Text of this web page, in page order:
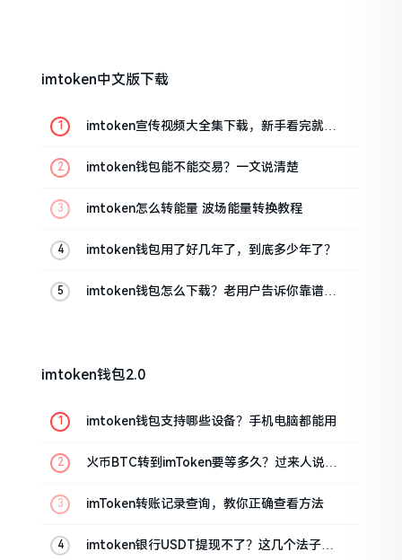
imtoken中文版下载
imtoken宣传视频大全集下载，新手看完就懂
imtoken钱包能不能交易？一文说清楚
imtoken怎么转能量 波场能量转换教程
imtoken钱包用了好几年了，到底多少年了？
imtoken钱包怎么下载？老用户告诉你靠谱渠
imtoken钱包2.0
imtoken钱包支持哪些设备？手机电脑都能用
火币BTC转到imToken要等多久？过来人说说
imToken转账记录查询，教你正确查看方法
imtoken银行USDT提现不了？这几个法子能